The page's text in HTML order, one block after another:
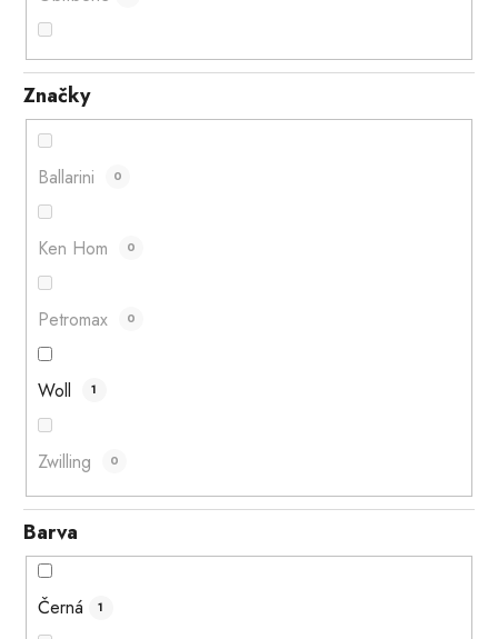
Značky
Ballarini 0
Ken Hom 0
Petromax 0
Woll 1
Zwilling 0
Barva
Černá 1